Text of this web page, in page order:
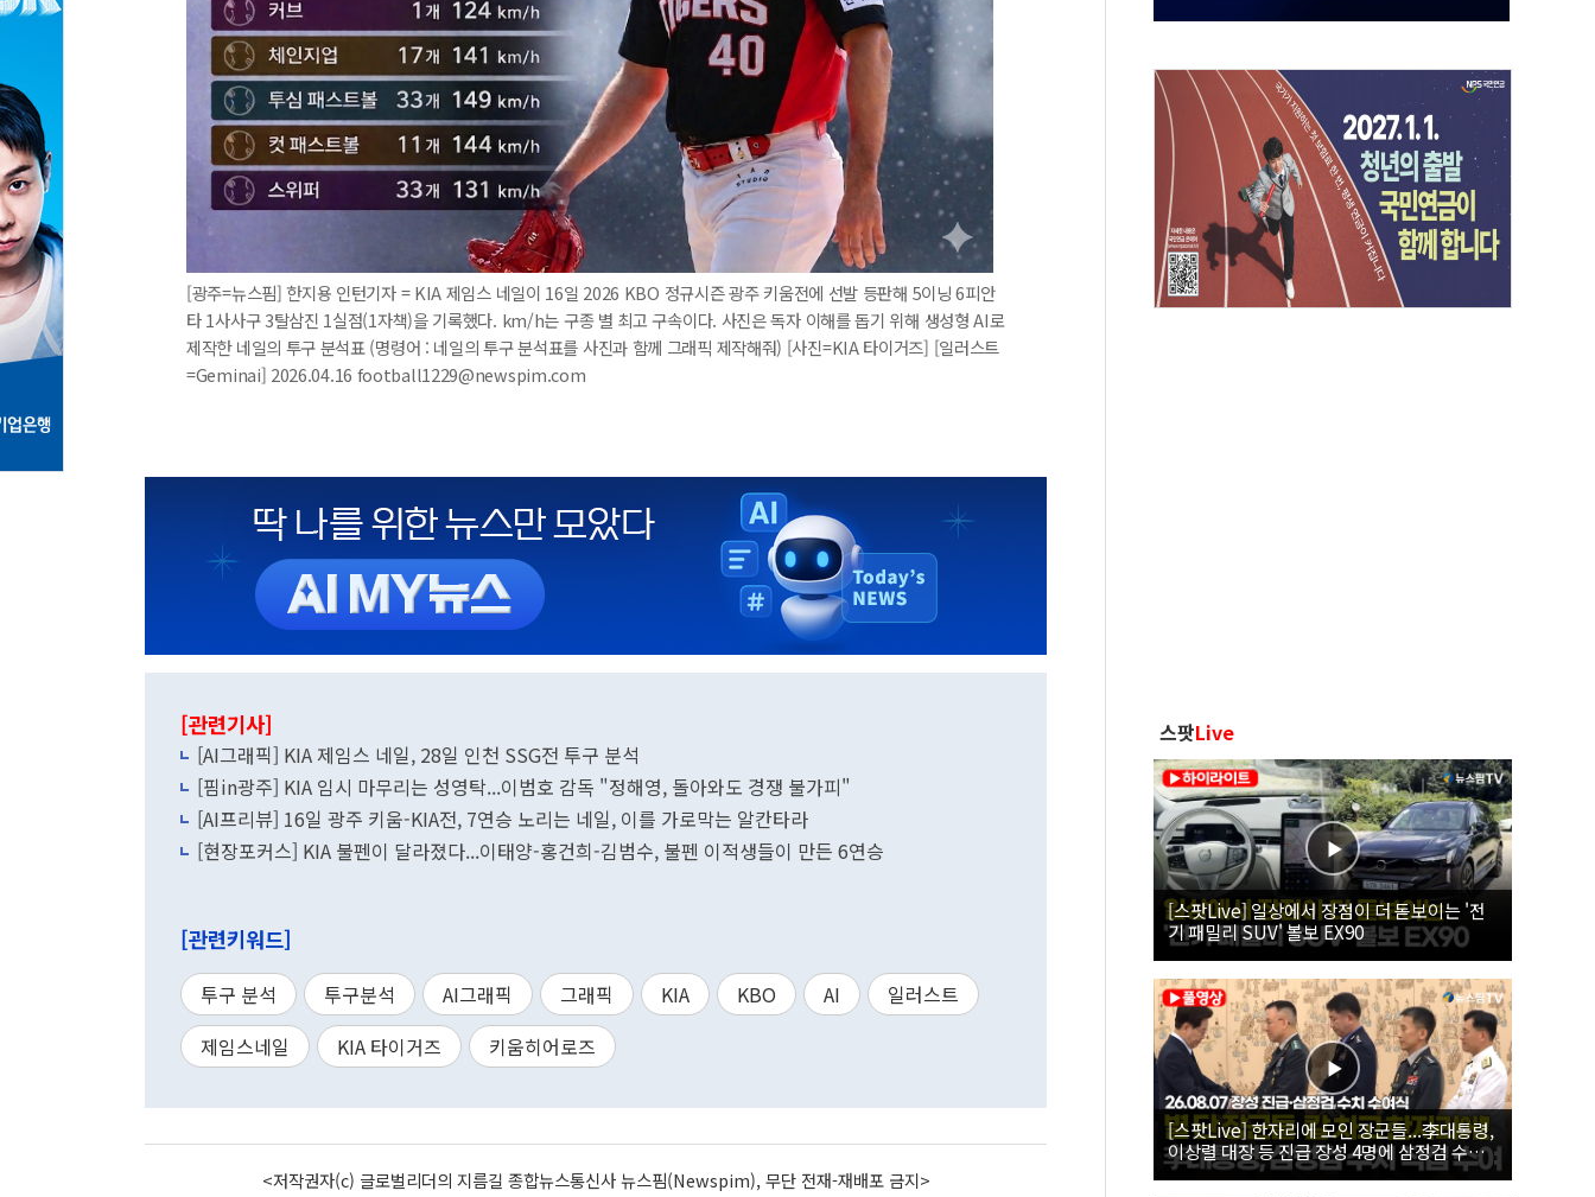
[AI 카드뉴스] 기후변화가 바꾼 대한민국 여름
[광주=뉴스핌] 한지용 인턴기자 = KIA 제임스 네일이 16일 2026 KBO 정규시즌 광주 키움전에 선발 등판해 5이닝 6피안
타 1사사구 3탈삼진 1실점(1자책)을 기록했다. km/h는 구종 별 최고 구속이다. 사진은 독자 이해를 돕기 위해 생성형 AI로
제작한 네일의 투구 분석표 (명령어 : 네일의 투구 분석표를 사진과 함께 그래픽 제작해줘) [사진=KIA 타이거즈] [일러스트
=Geminai] 2026.04.16 football1229@newspim.com
[관련기사]
[AI그래픽] KIA 제임스 네일, 28일 인천 SSG전 투구 분석
[핌in광주] KIA 임시 마무리는 성영탁...이범호 감독 "정해영, 돌아와도 경쟁 불가피"
[AI프리뷰] 16일 광주 키움-KIA전, 7연승 노리는 네일, 이를 가로막는 알칸타라
[현장포커스] KIA 불펜이 달라졌다...이태양-홍건희-김범수, 불펜 이적생들이 만든 6연승
[관련키워드]
투구 분석 투구분석 AI그래픽 그래픽 KIA KBO AI
일러스트
제임스네일
KIA 타이거즈 키움히어로즈
<저작권자(c) 글로벌리더의 지름길 종합뉴스통신사 뉴스핌(Newspim), 무단 전재-재배포 금지>
스팟Live
[스팟Live] 일상에서 장점이 더 돋보이는 '전
기 패밀리 SUV' 볼보 EX90
[스팟Live] 한자리에 모인 장군들...李대통령,
이상렬 대장 등 진급 장성 4명에 삼정검 수치
직접 수여｜26.08.07 장성 진급·삼정검 수치